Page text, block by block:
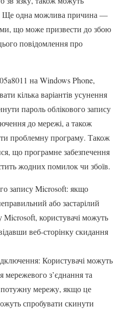
Ще одна можлива причина —
що може призвести до збою
повідомлення про
на Windows Phone,
кілька варіантів усунення
пароль облікового запису
до мережі, а також
проблемну програму. Також
що програмне забезпечення
жодних помилок чи збоїв.
запису Microsoft: якщо
або застарілий
Microsoft, користувачі можуть
веб-сторінку скидання
Користувачі можуть
мережевого з’єднання та
мережу, якщо це
спробувати скинути